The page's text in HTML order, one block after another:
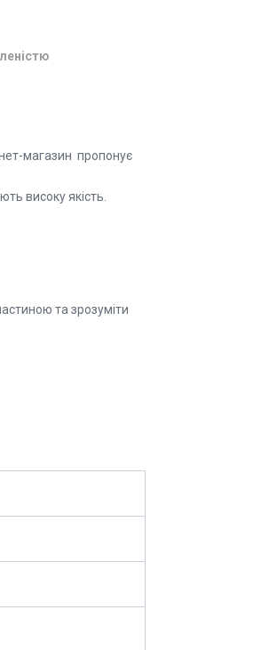
магазин пропонує
високу якість.
та зрозуміти